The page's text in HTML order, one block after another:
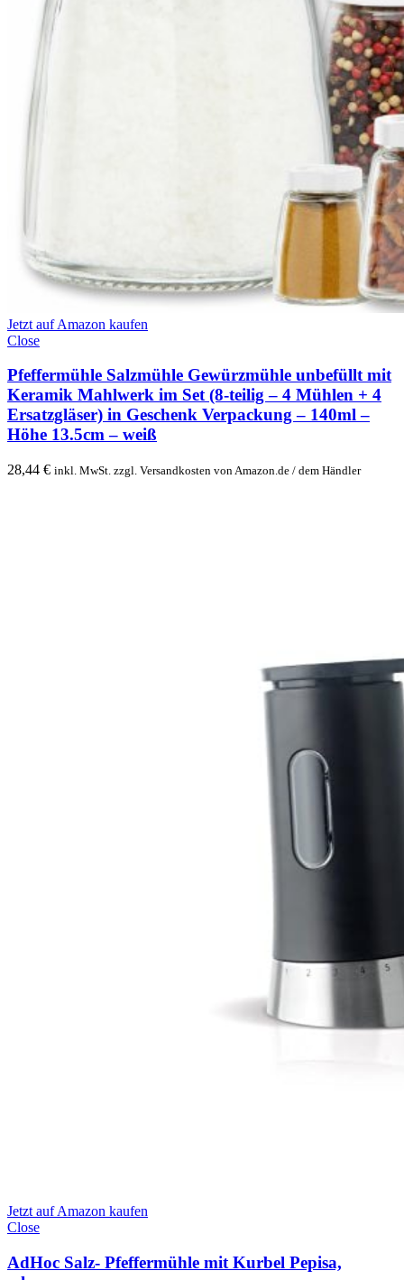
Jetzt auf Amazon kaufen
Close
Pfeffermühle Salzmühle Gewürzmühle unbefüllt mit
Keramik Mahlwerk im Set (8-teilig – 4 Mühlen + 4
Ersatzgläser) in Geschenk Verpackung – 140ml –
Höhe 13.5cm – weiß
28,44 € inkl. MwSt. zzgl. Versandkosten von Amazon.de / dem Händler
Jetzt auf Amazon kaufen
Close
AdHoc Salz- Pfeffermühle mit Kurbel Pepisa,